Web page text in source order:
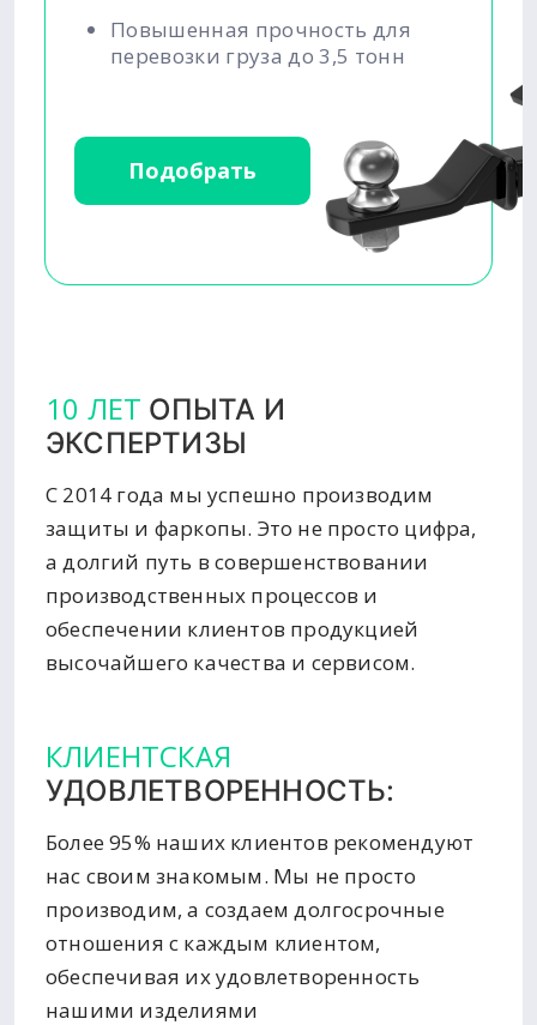
Повышенная прочность для
перевозки груза до 3,5 тонн
Подобрать
10 ЛЕТ ОПЫТА И
ЭКСПЕРТИЗЫ
С 2014 года мы успешно производим
защиты и фаркопы. Это не просто цифра,
а долгий путь в совершенствовании
производственных процессов и
обеспечении клиентов продукцией
высочайшего качества и сервисом.
КЛИЕНТСКАЯ
УДОВЛЕТВОРЕННОСТЬ:
Более 95% наших клиентов рекомендуют
нас своим знакомым. Мы не просто
производим, а создаем долгосрочные
отношения с каждым клиентом,
обеспечивая их удовлетворенность
нашими изделиями